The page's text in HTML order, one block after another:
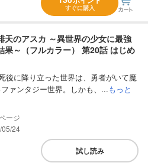
すぐに購入
天のアスカ ～異世界の少女に最強
果～（フルカラー） 第20話 はじめ
後に降り立った世界は、勇者がいて魔
ァンタジー世界。しかも、...もっと
05/24
試し読み